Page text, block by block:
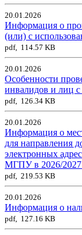
20.01.2026
Информация о
(или) с
pdf, 114.57 KB
20.01.2026
Особенности
инвалидов и лиц
pdf, 126.34 KB
20.01.2026
Информация о
для направления
электронных
МГПУ в 2026/2027
pdf, 219.53 KB
20.01.2026
Информация о
pdf, 127.16 KB